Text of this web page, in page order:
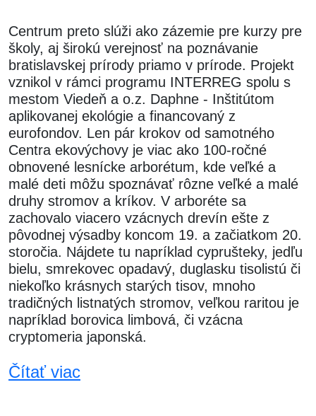
Centrum preto slúži ako zázemie pre kurzy pre
školy, aj širokú verejnosť na poznávanie
bratislavskej prírody priamo v prírode. Projekt
vznikol v rámci programu INTERREG spolu s
mestom Viedeň a o.z. Daphne - Inštitútom
aplikovanej ekológie a financovaný z
eurofondov. Len pár krokov od samotného
Centra ekovýchovy je viac ako 100-ročné
obnovené lesnícke arborétum, kde veľké a
malé deti môžu spoznávať rôzne veľké a malé
druhy stromov a kríkov. V arboréte sa
zachovalo viacero vzácnych drevín ešte z
pôvodnej výsadby koncom 19. a začiatkom 20.
storočia. Nájdete tu napríklad cyprušteky, jedľu
bielu, smrekovec opadavý, duglasku tisolistú či
niekoľko krásnych starých tisov, mnoho
tradičných listnatých stromov, veľkou raritou je
napríklad borovica limbová, či vzácna
cryptomeria japonská.
Čítať viac